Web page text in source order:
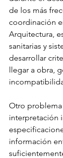
de los más
coordinación
Arquitectura,
sanitarias y
desarrollar
llegar a obra,
Otro problema
interpretación
información